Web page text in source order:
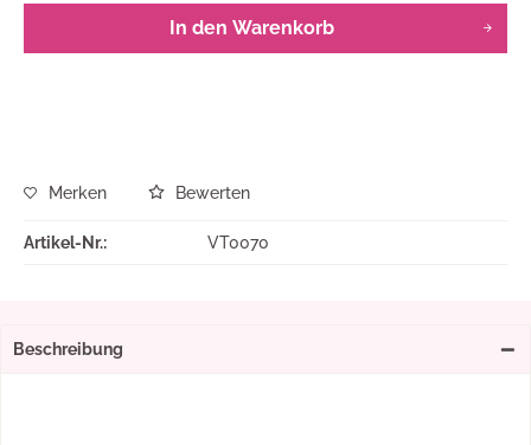
In den Warenkorb
Merken Bewerten
Artikel-Nr.: VT0070
Beschreibung